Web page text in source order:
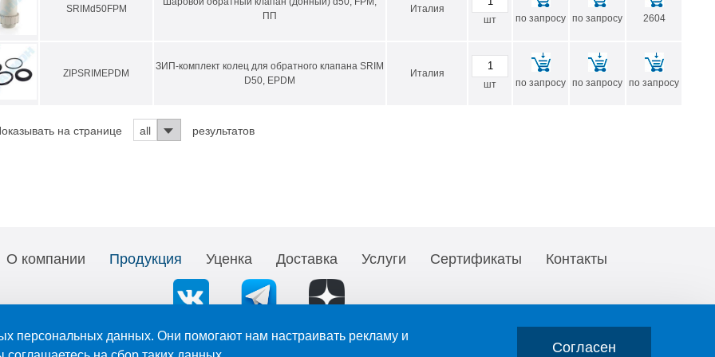
SRIMd50FPM
ПП
Италия
шт
по запросу по запросу 2604
ZIPSRIMEPDM
ЗИП-комплект колец для обратного клапана SRIM
D50, EPDM
Италия
шт
по запросу по запросу по запросу
на странице all результатов
О компании Продукция Уценка Доставка Услуги Сертификаты Контакты
ООО «АНИОН». Ссылка при копировании, цитировании, перепечатке любого фрагмента текста, изображения, скачиваемого
персональных данных. Они помогают нам настраивать рекламу и
Согласен